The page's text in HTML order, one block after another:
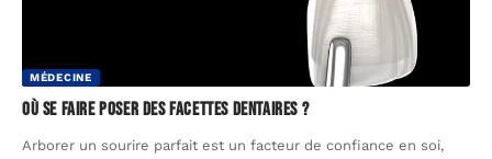
MÉDECINE
Où se faire poser des facettes dentaires ?
Arborer un sourire parfait est un facteur de confiance en soi,